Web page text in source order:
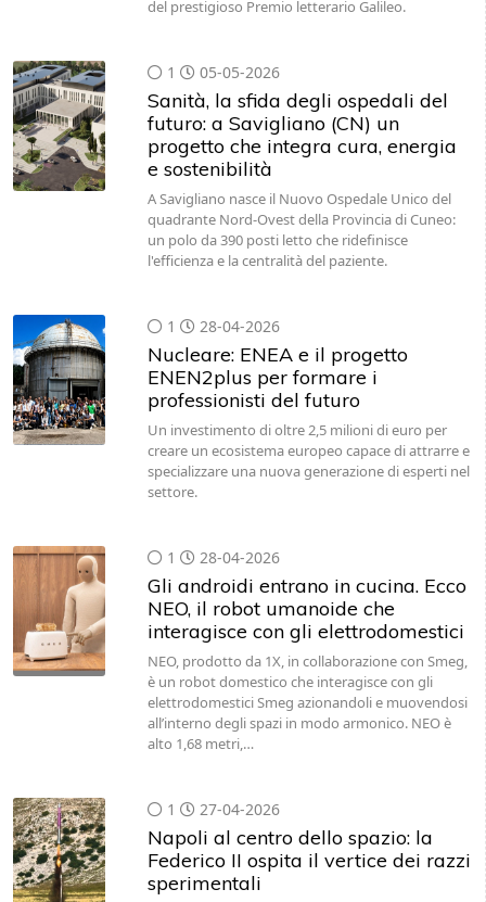
del prestigioso Premio letterario Galileo.
1 05-05-2026
Sanità, la sfida degli ospedali del
futuro: a Savigliano (CN) un
progetto che integra cura, energia
e sostenibilità
A Savigliano nasce il Nuovo Ospedale Unico del
quadrante Nord-Ovest della Provincia di Cuneo:
un polo da 390 posti letto che ridefinisce
l'efficienza e la centralità del paziente.
1 28-04-2026
Nucleare: ENEA e il progetto
ENEN2plus per formare i
professionisti del futuro
Un investimento di oltre 2,5 milioni di euro per
creare un ecosistema europeo capace di attrarre e
specializzare una nuova generazione di esperti nel
settore.
1 28-04-2026
Gli androidi entrano in cucina. Ecco
NEO, il robot umanoide che
interagisce con gli elettrodomestici
NEO, prodotto da 1X, in collaborazione con Smeg,
è un robot domestico che interagisce con gli
elettrodomestici Smeg azionandoli e muovendosi
all’interno degli spazi in modo armonico. NEO è
alto 1,68 metri,…
1 27-04-2026
Napoli al centro dello spazio: la
Federico II ospita il vertice dei razzi
sperimentali